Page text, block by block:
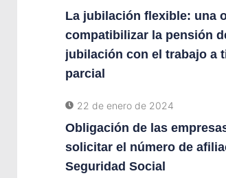
La jubilación flexible: una
compatibilizar la pensión
jubilación con el trabajo a
parcial
22 de enero de 2024
Obligación de las
solicitar el número de
Seguridad Social